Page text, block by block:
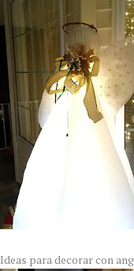
Ideas para decorar con